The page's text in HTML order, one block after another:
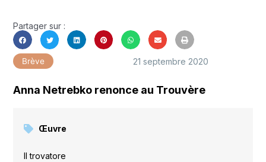
Partager sur :
Brève 21 septembre 2020
Anna Netrebko renonce au Trouvère
Œuvre
Il trovatore